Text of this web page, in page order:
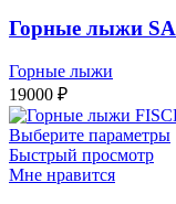
Горные лыжи
Горные лыжи
19000 ₽
Выберите параметры
Быстрый просмотр
Мне нравится